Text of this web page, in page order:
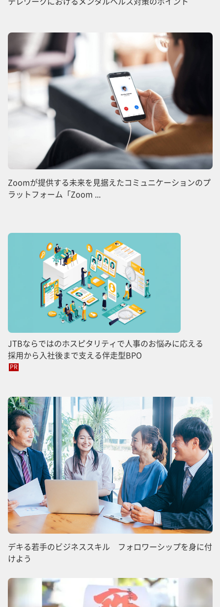
Zoomが提供する未来を見据えたコミュニケーションのプ
ラットフォーム「Zoom ...
JTBならではのホスピタリティで人事のお悩みに応える
採用から入社後まで支える伴走型BPO
PR
デキる若手のビジネススキル フォロワーシップを身に付
けよう